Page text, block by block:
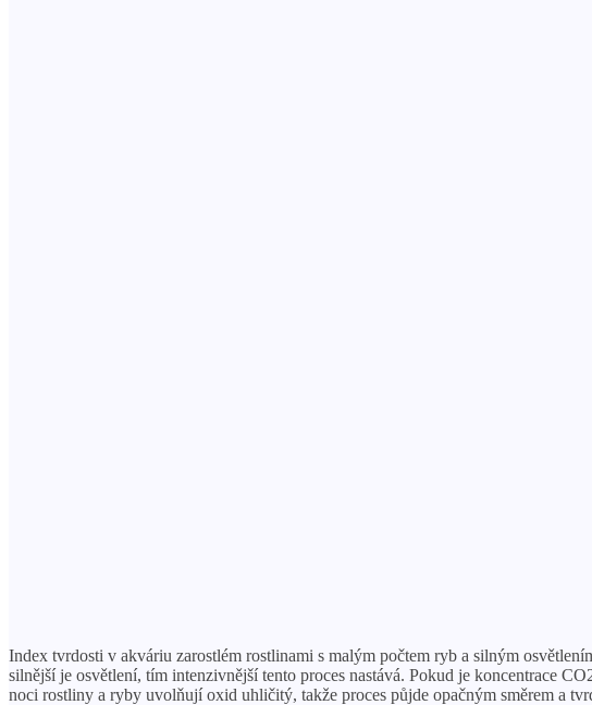
Index tvrdosti v akváriu zarostlém rostlinami s malým počtem ryb a silným
silnější je osvětlení, tím intenzivnější tento proces nastává. Pokud je koncentrace
noci rostliny a ryby uvolňují oxid uhličitý, takže proces půjde opačným směrem a